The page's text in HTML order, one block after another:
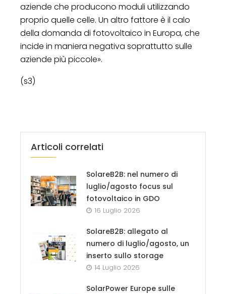
aziende che producono moduli utilizzando
proprio quelle celle. Un altro fattore è il calo
della domanda di fotovoltaico in Europa, che
incide in maniera negativa soprattutto sulle
aziende più piccole».
(s3)
Articoli correlati
SolareB2B: nel numero di
luglio/agosto focus sul
fotovoltaico in GDO
16 Luglio 2026
SolareB2B: allegato al
numero di luglio/agosto, un
inserto sullo storage
14 Luglio 2026
SolarPower Europe sulle